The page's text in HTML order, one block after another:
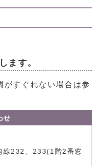
ます。
がすぐれない場合は参
せ
232、233(1階2番窓